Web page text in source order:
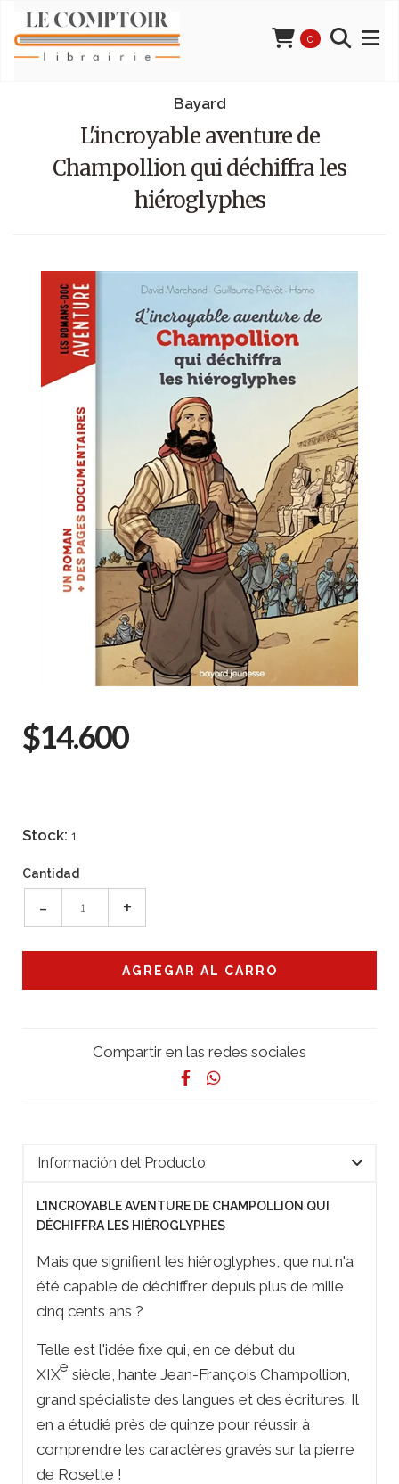
0
Bayard
L'incroyable aventure de
Champollion qui déchiffra les
hiéroglyphes
$14.600
Stock: 1
Cantidad
- +
Compartir en las redes sociales
Información del Producto
L'INCROYABLE AVENTURE DE CHAMPOLLION QUI
DÉCHIFFRA LES HIÉROGLYPHES
Mais que signifient les hiéroglyphes, que nul n'a
été capable de déchiffrer depuis plus de mille
cinq cents ans ?
Telle est l'idée fixe qui, en ce début du
XIXe siècle, hante Jean-François Champollion,
grand spécialiste des langues et des écritures. Il
en a étudié près de quinze pour réussir à
comprendre les caractères gravés sur la pierre
de Rosette !